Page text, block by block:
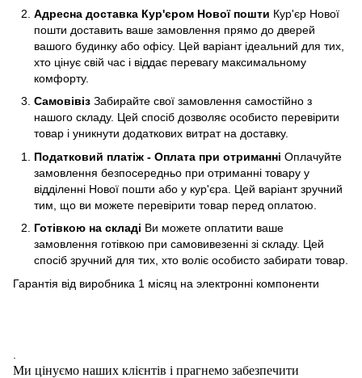
Адресна доставка Кур'єром Нової пошти Кур'єр Нової
пошти доставить ваше замовлення прямо до дверей
вашого будинку або офісу. Цей варіант ідеальний для тих,
хто цінує свій час і віддає перевагу максимальному
комфорту.
Самовівіз Забирайте свої замовлення самостійно з
нашого складу. Цей спосіб дозволяє особисто перевірити
товар і уникнути додаткових витрат на доставку.
Податковий платіж - Оплата при отриманні Оплачуйте
замовлення безпосередньо при отриманні товару у
відділенні Нової пошти або у кур'єра. Цей варіант зручний
тим, що ви можете перевірити товар перед оплатою.
Готівкою на складі Ви можете оплатити ваше
замовлення готівкою при самовивезенні зі складу. Цей
спосіб зручний для тих, хто воліє особисто забирати товар.
Гарантія від виробника 1 місяц на электроннi компоненти
Ми цінуємо наших клієнтів і прагнемо забезпечити